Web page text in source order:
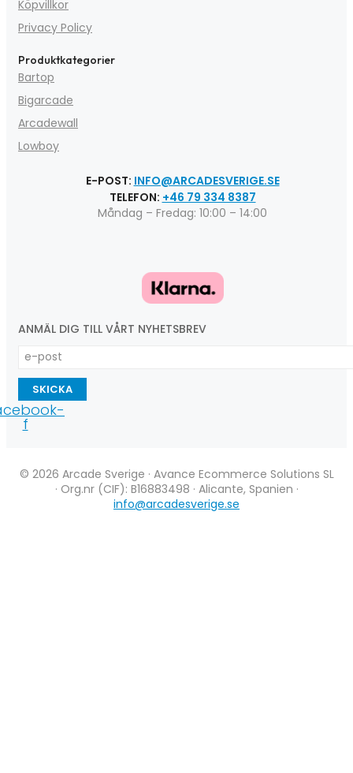
Köpvillkor
Privacy Policy
Produktkategorier
Bartop
Bigarcade
Arcadewall
Lowboy
E-POST: INFO@ARCADESVERIGE.SE
TELEFON: +46 79 334 8387
Måndag – Fredag: 10:00 – 14:00
ANMÄL DIG TILL VÅRT NYHETSBREV
SKICKA
f
© 2026 Arcade Sverige · Avance Ecommerce Solutions SL
· Org.nr (CIF): B16883498 · Alicante, Spanien ·
info@arcadesverige.se